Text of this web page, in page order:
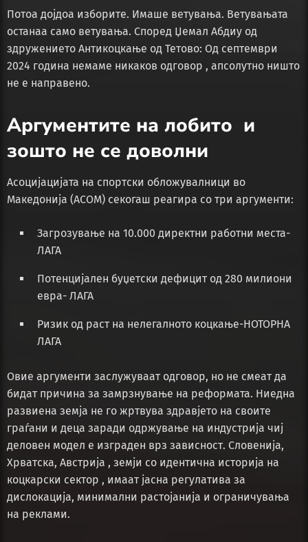
Потоа дојдоа изборите. Имаше ветувања. Ветувањата
останаа само ветувања. Според Џемал Абдиу од
здружението Антикоцкање од Тетово: Од септември
2024 година немаме никаков одговор , апсолутно ништо
не е направено.
Аргументите на лобито и
зошто не се доволни
Асоцијацијата на спортски обложувалници во
Македонија (АСОМ) секогаш реагира со три аргументи:
Загрозување на 10.000 директни работни места-
ЛАГА
Потенцијален буџетски дефицит од 280 милиони
евра- ЛАГА
Ризик од раст на нелегалното коцкање-НОТОРНА
ЛАГА
Овие аргументи заслужуваат одговор, но не смеат да
бидат причина за замрзнување на реформата. Ниедна
развиена земја не го жртвува здравјето на своите
граѓани и деца заради одржување на индустрија чиј
деловен модел е изграден врз зависност. Словенија,
Хрватска, Австрија , земји со идентична историја на
коцкарски сектор , имаат јасна регулатива за
дислокација, минимални растојанија и ограничувања
на реклами.